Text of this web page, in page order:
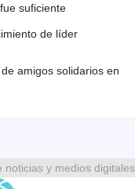
suficiente
de líder
amigos solidarios en
noticias y medios digitales